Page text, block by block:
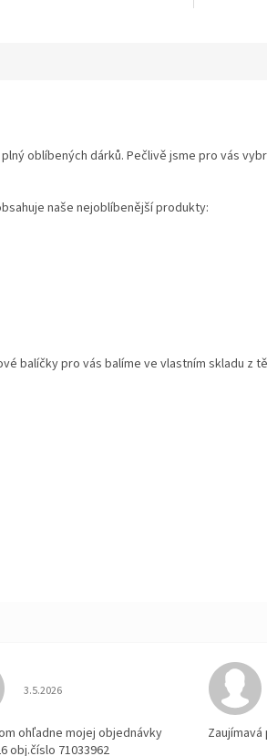
oblíbených dárků. Pečlivě jsme pro vás
naše nejoblíbenější produkty:
balíčky pro vás balíme ve vlastním skladu z
Hodnotenie obchodu je 3 z 5 hviezdičiek.
3.5.2026
ohľadne mojej objednávky
obj.číslo 71033962